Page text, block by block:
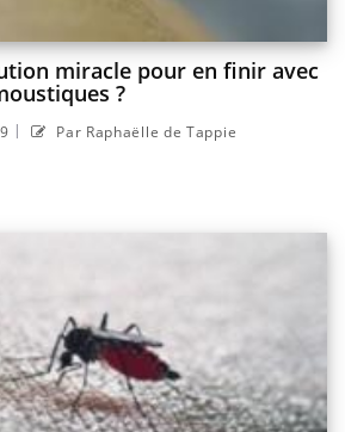
miracle pour en finir avec
?
| Par Raphaëlle de Tappie